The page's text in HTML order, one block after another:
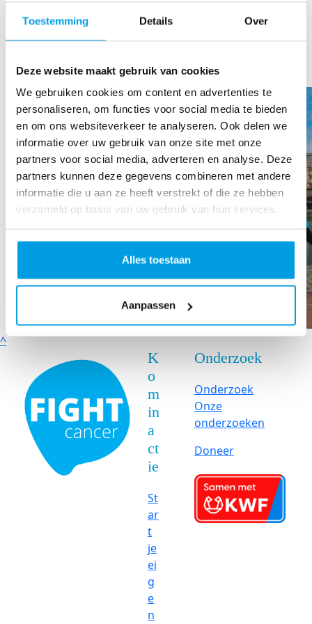
Toestemming Details Over
Deze website maakt gebruik van cookies
We gebruiken cookies om content en advertenties te
personaliseren, om functies voor social media te bieden
en om ons websiteverkeer te analyseren. Ook delen we
informatie over uw gebruik van onze site met onze
partners voor social media, adverteren en analyse. Deze
partners kunnen deze gegevens combineren met andere
informatie die u aan ze heeft verstrekt of die ze hebben
verzameld op basis van uw gebruik van hun services.
Alles toestaan
Aanpassen
^
K
o
m
in
a
ct
ie
St
ar
t
je
ei
g
e
n
Onderzoek
Onderzoek
Onze
onderzoeken
Doneer